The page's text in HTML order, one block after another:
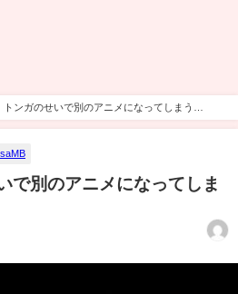
トンガのせいで別のアニメになってしまう…
で別のアニメになってしま